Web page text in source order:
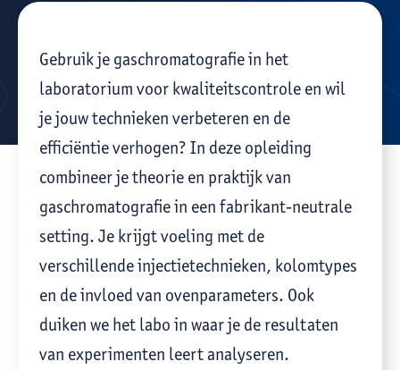
Gebruik je gaschromatografie in het
laboratorium voor kwaliteitscontrole en wil
je jouw technieken verbeteren en de
efficiëntie verhogen? In deze opleiding
combineer je theorie en praktijk van
gaschromatografie in een fabrikant-neutrale
setting. Je krijgt voeling met de
verschillende injectietechnieken, kolomtypes
en de invloed van ovenparameters. Ook
duiken we het labo in waar je de resultaten
van experimenten leert analyseren.